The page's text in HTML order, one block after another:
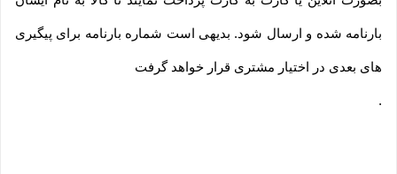
بارنامه شده و ارسال شود. بدیهی است شماره بارنامه برای پیگیری
های بعدی در اختیار مشتری قرار خواهد گرفت
.